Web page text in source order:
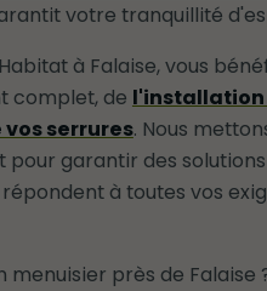
votre tranquillité
à Falaise, vous
complet, de l'installation
serrures. Nous
pour garantir des
à toutes vos
menuisier près de Falaise